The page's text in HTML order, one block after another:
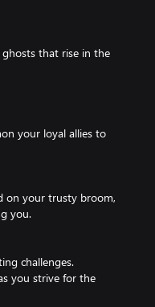
that rise in the
your loyal allies to
on your trusty broom,
you.
challenges.
you strive for the